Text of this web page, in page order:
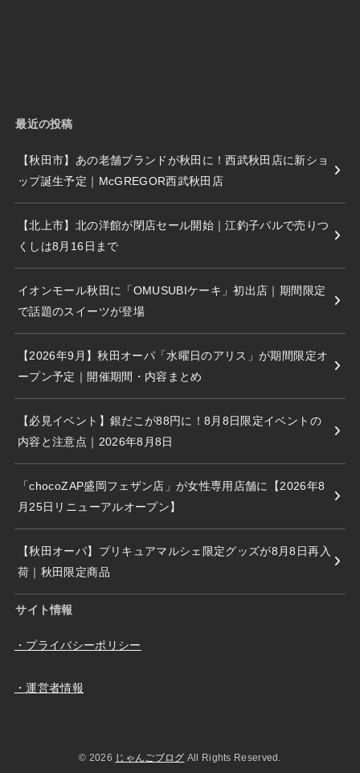
最近の投稿
【秋田市】あの老舗ブランドが秋田に！西武秋田店に新ショ
ップ誕生予定｜McGREGOR西武秋田店
【北上市】北の洋館が閉店セール開始｜江釣子パルで売りつ
くしは8月16日まで
イオンモール秋田に「OMUSUBIケーキ」初出店｜期間限定
で話題のスイーツが登場
【2026年9月】秋田オーパ「水曜日のアリス」が期間限定オ
ープン予定｜開催期間・内容まとめ
【必見イベント】銀だこが88円に！8月8日限定イベントの
内容と注意点｜2026年8月8日
「chocoZAP盛岡フェザン店」が女性専用店舗に【2026年8
月25日リニューアルオープン】
【秋田オーパ】プリキュアマルシェ限定グッズが8月8日再入
荷｜秋田限定商品
サイト情報
・プライバシーポリシー
・運営者情報
© 2026 じゃんごブログ All Rights Reserved.